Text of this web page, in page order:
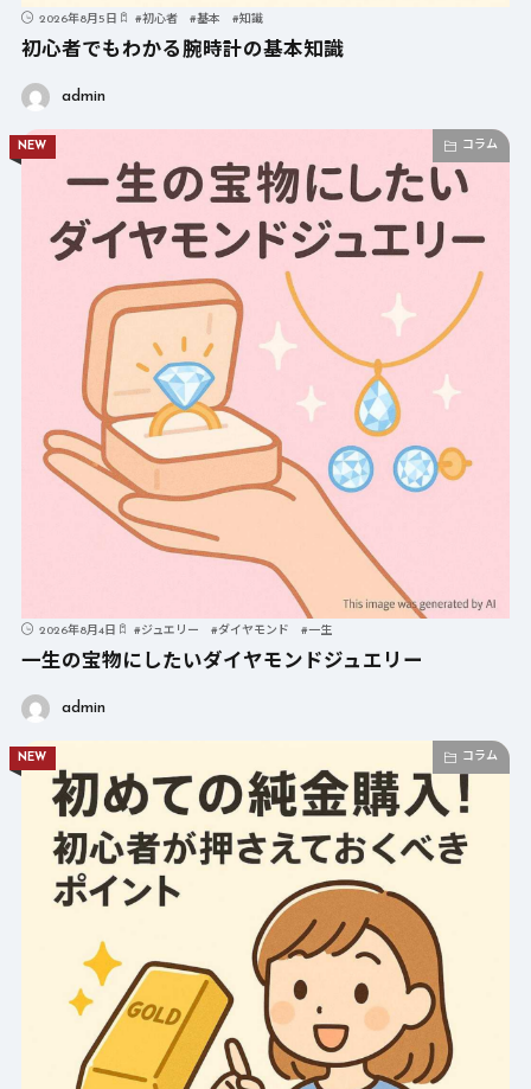
2026年8月5日 #初心者 #基本 #知識
初心者でもわかる腕時計の基本知識
admin
NEW コラム
2026年8月4日 #ジュエリー #ダイヤモンド #一生
一生の宝物にしたいダイヤモンドジュエリー
admin
NEW コラム